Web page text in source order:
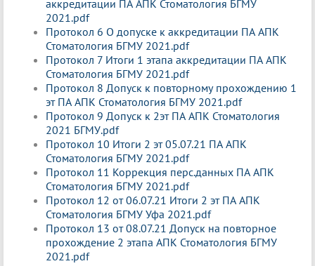
аккредитации ПА АПК Стоматология БГМУ
2021.pdf
Протокол 6 О допуске к аккредитации ПА АПК
Стоматология БГМУ 2021.pdf
Протокол 7 Итоги 1 этапа аккредитации ПА АПК
Стоматология БГМУ 2021.pdf
Протокол 8 Допуск к повторному прохождению 1
эт ПА АПК Стоматология БГМУ 2021.pdf
Протокол 9 Допуск к 2эт ПА АПК Стоматология
2021 БГМУ.pdf
Протокол 10 Итоги 2 эт 05.07.21 ПА АПК
Стоматология БГМУ 2021.pdf
Протокол 11 Коррекция перс.данных ПА АПК
Стоматология БГМУ 2021.pdf
Протокол 12 от 06.07.21 Итоги 2 эт ПА АПК
Стоматология БГМУ Уфа 2021.pdf
Протокол 13 от 08.07.21 Допуск на повторное
прохождение 2 этапа АПК Стоматология БГМУ
2021.pdf